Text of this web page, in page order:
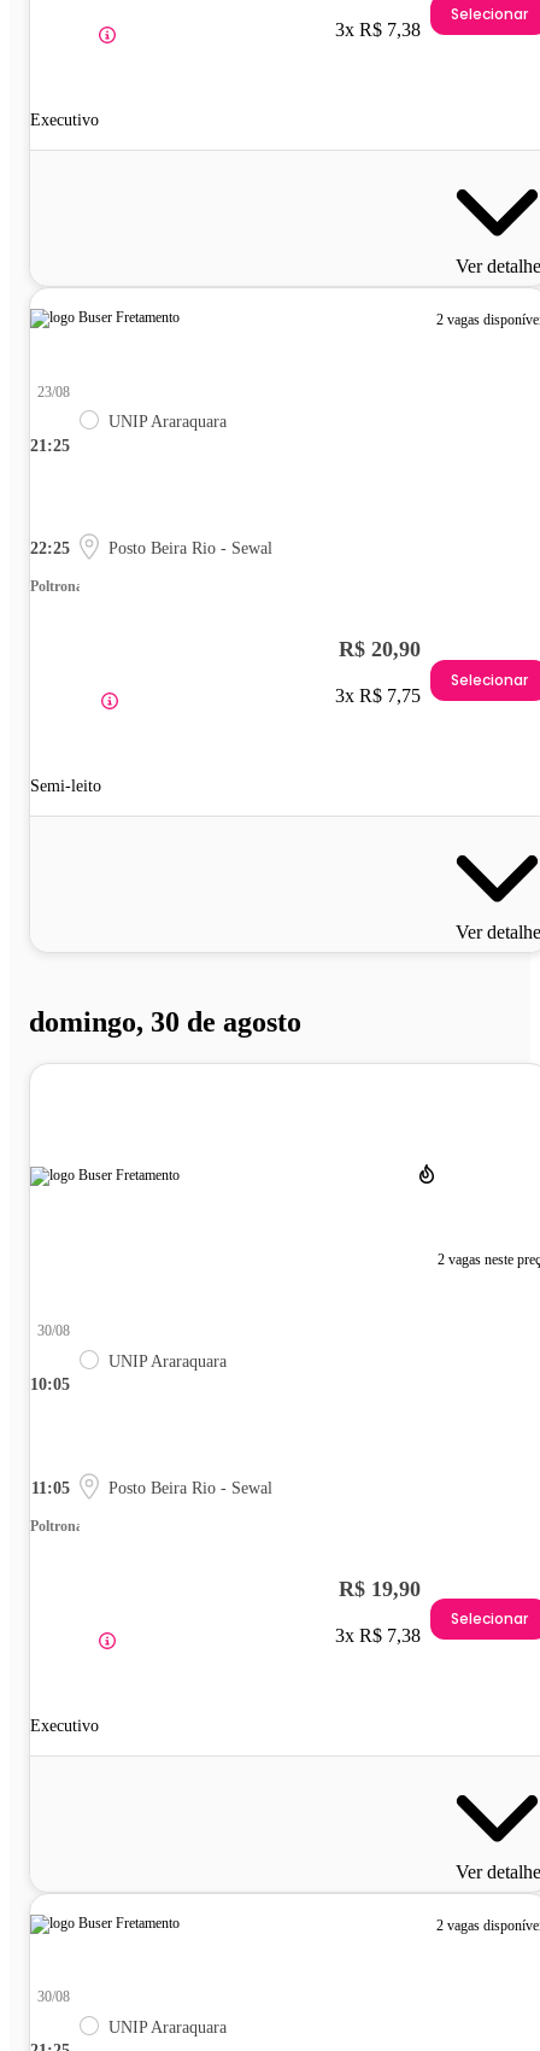
Executivo
3x R$ 7,38
Selecionar
Ver
2 vagas
21:25
23/08
UNIP Araraquara
22:25 Posto Beira Rio - Sewal
Poltrona
Semi-leito
R$ 20,90
3x R$ 7,75
Selecionar
Ver
domingo, 30 de agosto
2 vagas neste
10:05
30/08
UNIP Araraquara
11:05 Posto Beira Rio - Sewal
Poltrona
Executivo
R$ 19,90
3x R$ 7,38
Selecionar
Ver
2 vagas
30/08
UNIP Araraquara